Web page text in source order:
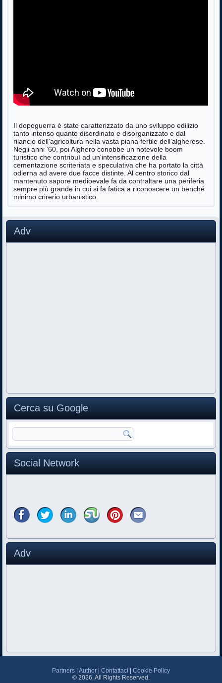
Il dopoguerra è stato caratterizzato da uno sviluppo edilizio
tanto intenso quanto disordinato e disorganizzato e dal
rilancio dell'agricoltura nella vasta piana fertile dell'algherese.
Negli anni ’60, poi Alghero conobbe un notevole boom
turistico che contribuì ad un'intensificazione della
cementazione scriteriata e speculativa che ha portato la città
odierna ad avere due facce distinte. Al centro storico dal
mantenuto sapore medioevale fa da contraltare una periferia
sempre più grande in cui si fa fatica a riconoscere un benché
minimo crirerio urbanistico.
Adv
Cerca su Google
Social Network
Adv
Partners Author Contattaci
Cookie Policy
© 2026. All Rights Reserved.